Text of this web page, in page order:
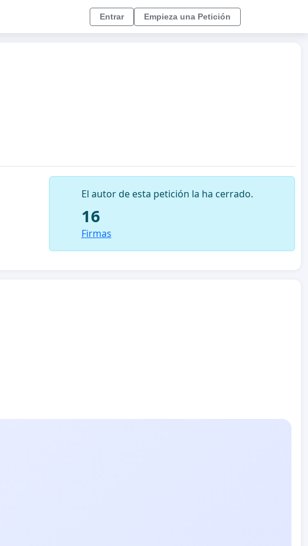
Entrar Empieza una Petición
El autor de esta petición la ha cerrado.
16
Firmas